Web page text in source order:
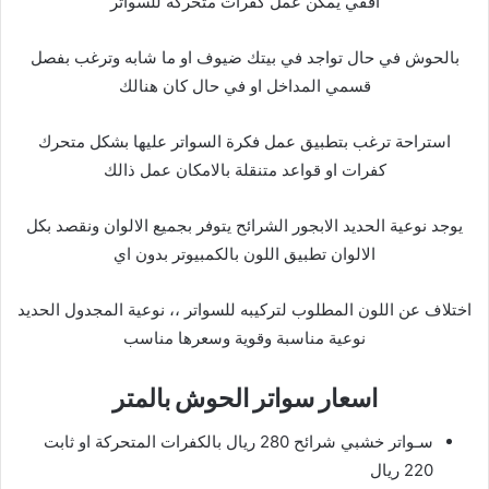
بالحوش في حال تواجد في بيتك ضيوف او ما شابه وترغب بفصل
قسمي المداخل او في حال كان هنالك
استراحة ترغب بتطبيق عمل فكرة السواتر عليها بشكل متحرك
كفرات او قواعد متنقلة بالامكان عمل ذالك
يوجد نوعية الحديد الابجور الشرائح يتوفر بجميع الالوان ونقصد بكل
الالوان تطبيق اللون بالكمبيوتر بدون اي
اختلاف عن اللون المطلوب لتركيبه للسواتر ،، نوعية المجدول الحديد
نوعية مناسبة وقوية وسعرها مناسب
اسعار سواتر الحوش بالمتر
سـواتر خشبي شرائح 280 ريال بالكفرات المتحركة او ثابت
220 ريال